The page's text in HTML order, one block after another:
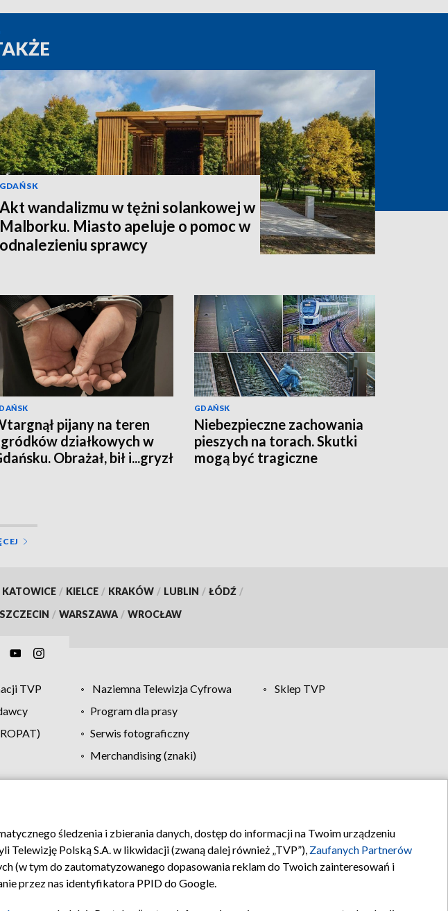
GDAŃSK
Akt wandalizmu w tężni solankowej w
Malborku. Miasto apeluje o pomoc w
odnalezieniu sprawcy
pijany na teren
działkowych w
Obrażał, bił i...gryzł
GDAŃSK
Niebezpieczne zachowania
pieszych na torach. Skutki
mogą być tragiczne
KATOWICE / KIELCE / KRAKÓW / LUBLIN / ŁÓDŹ /
SZCZECIN / WARSZAWA / WROCŁAW
TVP Naziemna Telewizja Cyfrowa
Sklep TVP
Program dla prasy
Serwis fotograficzny
Merchandising (znaki)
Pomoc Biuro reklamy Kontakt
śledzenia i zbierania danych, dostęp do informacji na Twoim urządzeniu
Polską S.A. w likwidacji (zwaną dalej również „TVP”), Zaufanych Partnerów
(w tym do zautomatyzowanego dopasowania reklam do Twoich zainteresowań i
przez nas identyfikatora PPID do Google.